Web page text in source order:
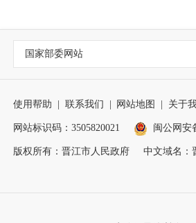
国家部委网站
使用帮助 联系我们 网站地图 关于
网站标识码：3505820021 闽公网安
版权所有：晋江市人民政府 中文域名：